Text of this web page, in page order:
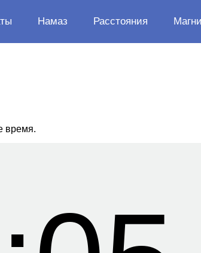
Намаз Расстояния
время.